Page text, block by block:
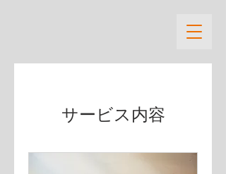
サービス内容